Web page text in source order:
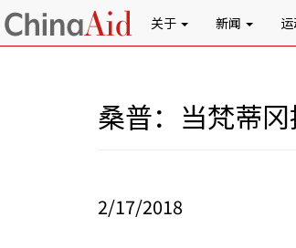
关于 新闻
桑普：当梵蒂冈
2/17/2018